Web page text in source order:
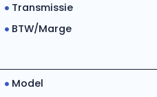
Transmissie
BTW/Marge
Model